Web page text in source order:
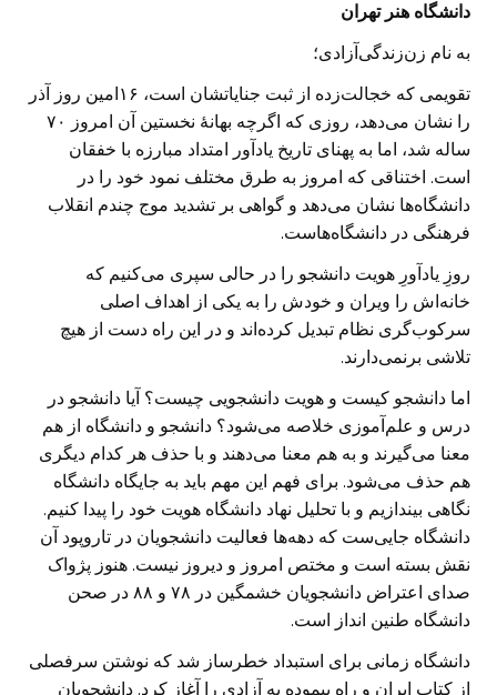
دانشگاه هنر تهران
به نام زن‌زندگی‌آزادی؛
تقویمی که خجالت‌زده از ثبت جنایاتشان است، ۱۶امین روز آذر
را نشان می‌دهد، روزی که اگرچه بهانۀ نخستین آن امروز ۷۰
ساله شد، اما به پهنای تاریخ یادآور امتداد مبارزه با خفقان
است. اختناقی که امروز به طرق مختلف نمود خود را در
دانشگاه‌ها نشان می‌دهد و گواهی بر تشدید موج چندم انقلاب
فرهنگی در دانشگاه‌هاست.
روزِ یادآورِ هویت دانشجو را در حالی سپری می‌کنیم که
خانه‌اش را ویران و خودش را به یکی از اهداف اصلی
سرکوب‌گری نظام تبدیل کرده‌اند و در این راه دست از هیچ
تلاشی برنمی‌دارند.
اما دانشجو کیست و هویت دانشجویی چیست؟ آیا دانشجو در
درس و علم‌آموزی خلاصه می‌شود؟ دانشجو و دانشگاه از هم
معنا می‌گیرند و به هم معنا می‌دهند و با حذف هر کدام دیگری
هم حذف می‌شود. برای فهم این مهم باید به جایگاه دانشگاه
نگاهی بیندازیم و با تحلیل نهاد دانشگاه هویت خود را پیدا کنیم.
دانشگاه جایی‌ست که دهه‌ها فعالیت دانشجویان در تاروپود آن
نقش بسته است و مختص امروز و دیروز نیست. هنوز پژواک
صدای اعتراض دانشجویان خشمگین در ۷۸ و ۸۸ در صحن
دانشگاه طنین انداز است.
دانشگاه زمانی برای استبداد خطرساز شد که نوشتن سرفصلی
از کتاب ایران و راه پیموده به آزادی را آغاز کرد. دانشجو‌یان